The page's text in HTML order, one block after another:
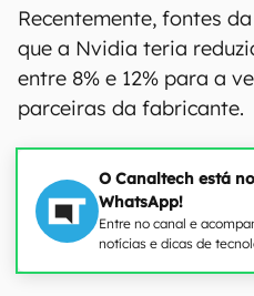
Recentemente, fontes
que a Nvidia teria
entre 8% e 12% para a
parceiras da fabricante.
O Canaltech está no
WhatsApp!
Entre no canal e
notícias e dicas de